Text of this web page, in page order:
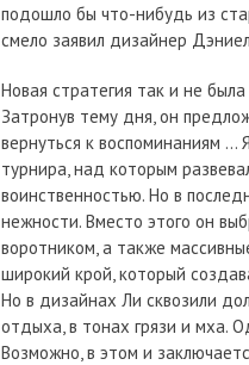
подошло бы что-нибудь из
смело заявил дизайнер
Новая стратегия так и не
Затронув тему дня, он
вернуться к воспоминаниям …
турнира, над которым
воинственностью. Но в
нежности. Вместо этого он
воротником, а также
широкий крой, который
Но в дизайнах Ли сквозили
отдыха, в тонах грязи и мха.
Возможно, в этом и